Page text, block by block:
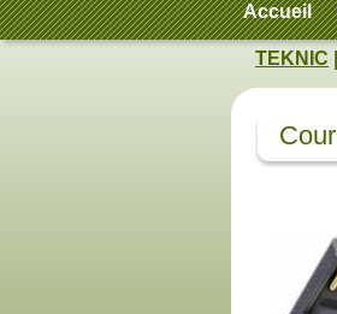
Accueil
TEKNIC